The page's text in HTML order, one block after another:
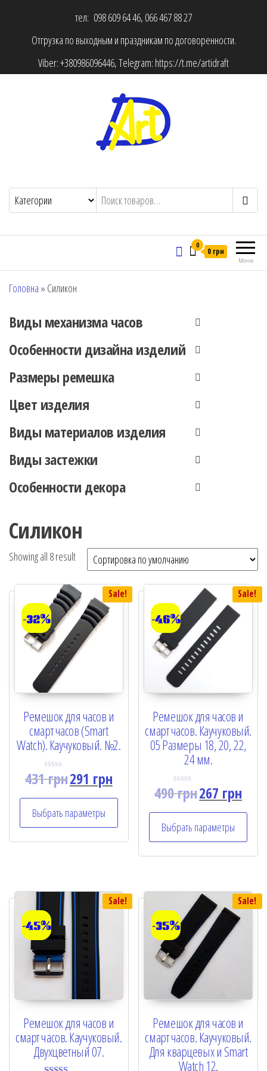
тел: 098 609 64 46, 066 467 88 27
Отгрузка по выходным и праздникам по договоренности.
Viber:+380986096446, Telegram: https://t.me/artidraft
Меню
0
0 грн
Головна » Силикон
Виды механизма часов
Особенности дизайна изделий
Размеры ремешка
Цвет изделия
Виды материалов изделия
Виды застежки
Особенности декора
Силикон
Showing all 8 result
Sale!
-32%
Ремешок для часов и
смарт часов (Smart
Watch). Каучуковый. №2.
R
d
0
o
u
431грн291 грн
Выбрать параметры
Sale!
-46%
Ремешок для часов и
смарт часов. Каучуковый.
05 Размеры 18, 20, 22,
24 мм.
R
d
0
o
u
5
490грн267 грн
Выбрать параметры
Sale!
-45%
Ремешок для часов и
смарт часов. Каучуковый.
Двухцветный 07.
Sale!
-35%
Ремешок для часов и
смарт часов. Каучуковый.
Для кварцевых и Smart
Watch 12.